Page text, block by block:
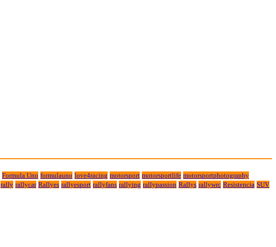
Formula Uno formulauno love4racing motorsport motorsportlife motorsportphotography
rally rallycar Rallyes rallyesport rallyfans rallying rallypassion Rallys rallywrc Resistencia SUV